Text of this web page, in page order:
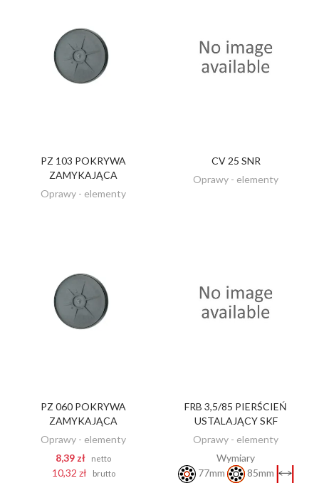
ZOBACZ
PZ 103 POKRYWA
ZAMYKAJĄCA
Oprawy - elementy
ZOBACZ
CV 25 SNR
Oprawy - elementy
DODAJ DO KOSZYKA
PZ 060 POKRYWA
ZAMYKAJĄCA
Oprawy - elementy
8,39 zł
netto
10,32 zł brutto
ZOBACZ
FRB 3,5/85 PIERŚCIEŃ
USTALAJĄCY SKF
Oprawy - elementy
Wymiary
77mm
85mm